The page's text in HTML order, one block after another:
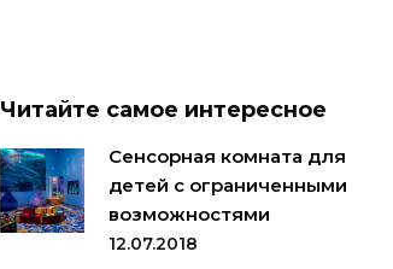
Читайте самое интересное
Сенсорная комната для
детей с ограниченными
возможностями
12.07.2018